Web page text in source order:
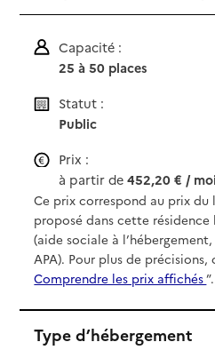
Capacité :
25 à 50 places
Statut :
Public
Prix :
à partir de452,20 € /
Ce prix correspond au prix du
proposé dans cette résidence
(aide sociale à
APA). Pour plus de précisions,
Comprendre les prix affichés”.
Type d’hébergement